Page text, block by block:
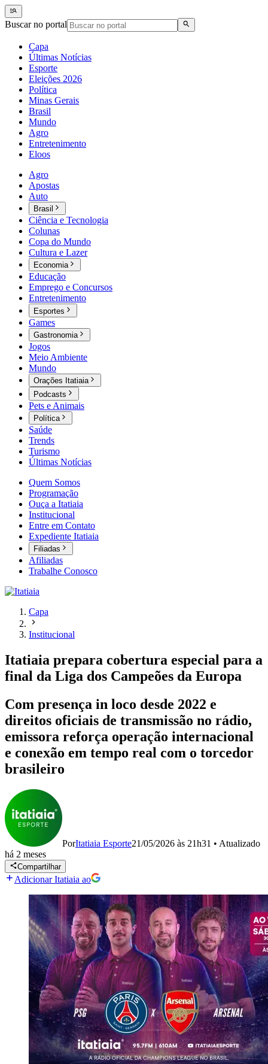
Buscar no portal
Capa
Últimas Notícias
Esporte
Eleições 2026
Política
Minas Gerais
Brasil
Mundo
Agro
Entretenimento
Eloos
Agro
Apostas
Auto
Brasil
Ciência e Tecnologia
Colunas
Copa do Mundo
Cultura e Lazer
Economia
Educação
Emprego e Concursos
Entretenimento
Esportes
Games
Gastronomia
Jogos
Meio Ambiente
Mundo
Orações Itatiaia
Podcasts
Pets e Animais
Política
Saúde
Trends
Turismo
Últimas Notícias
Quem Somos
Programação
Ouça a Itatiaia
Institucional
Entre em Contato
Expediente Itatiaia
Filiadas
Afiliadas
Trabalhe Conosco
Capa
Institucional
Itatiaia prepara cobertura especial para a
final da Liga dos Campeões da Europa
Com presença in loco desde 2022 e
direitos oficiais de transmissão no rádio,
emissora reforça operação internacional
e conexão em tempo real com o torcedor
brasileiro
PorItatiaia Esporte21/05/2026 às 21h31 • Atualizado
há 2 meses
Compartilhar
Adicionar Itatiaia ao